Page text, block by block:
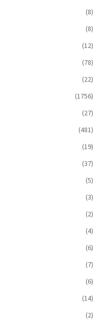
(8)
(8)
(12)
(78)
(22)
(1756)
(27)
(481)
(19)
(37)
(5)
(3)
(2)
(4)
(6)
(7)
(6)
(14)
(2)